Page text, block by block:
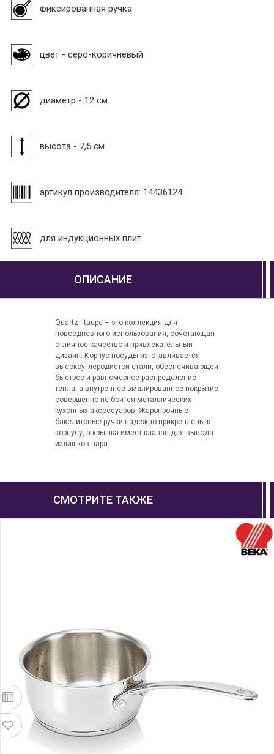
фиксированная ручка
цвет - серо-коричневый
диаметр - 12 см
высота - 7,5 см
артикул производителя: 14436124
для индукционных плит
ОПИСАНИЕ
Quartz - taupe – это коллекция для
повседневного использования, сочетающая
отличное качество и привлекательный
дизайн. Корпус посуды изготавливается
высокоуглеродистой стали, обеспечивающей
быстрое и равномерное распределение
тепла, а внутреннее эмалированное покрытие
совершенно не боится металлических
кухонных аксессуаров. Жаропрочные
бакелитовые ручки надежно прикреплены к
корпусу, а крышка имеет клапан для вывода
излишков пара.
СМОТРИТЕ ТАКЖЕ